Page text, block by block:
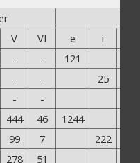
V VI e i
- -
121
- -
25
- -
444 46
1244
99 7
222
278 51